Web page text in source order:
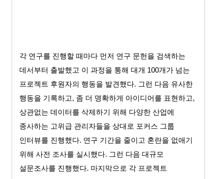
각 연구를 진행할 때마다 먼저 연구 문헌을 검색하는
데서부터 출발했고 이 과정을 통해 대개 100개가 넘는
프로젝트 후원자의 행동을 발견했다. 그런 다음 유사한
행동을 기록하고, 좀 더 명확하게 아이디어를 표현하고,
상관없는 데이터를 삭제하기 위해 다양한 산업에
종사하는 고위급 관리자들을 상대로 포커스 그룹
인터뷰를 진행했다. 연구 기간을 줄이고 혼란을 없애기
위해 사전 조사를 실시했다. 그런 다음 대규모
설문조사를 진행했다. 마지막으로 각 프로젝트